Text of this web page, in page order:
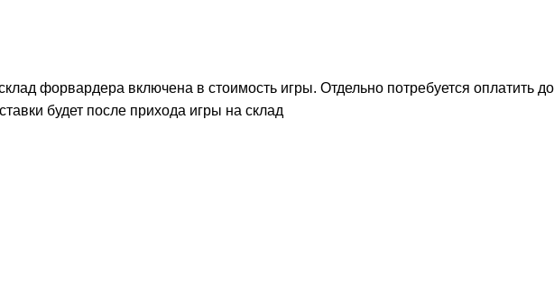
форвардера включена в стоимость игры. Отдельно потребуется оплатить
будет после прихода игры на склад